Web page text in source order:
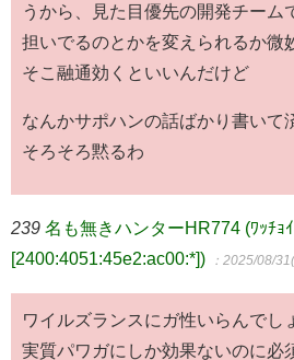
うから、見た目優先の開発チーム
担いでるのとかを変えられるか微
そこ融通効くといいんだけど
なんかサポハンの話ばかり書いて
そろそろ黙るわ
239 名も無きハンターHR774 (ﾜｯﾁｮ
[2400:4051:45e2:ac00:*])
：2025/08/
ワイルズランスにガ性いらんでし
実質パワガにしか効果ないのに必